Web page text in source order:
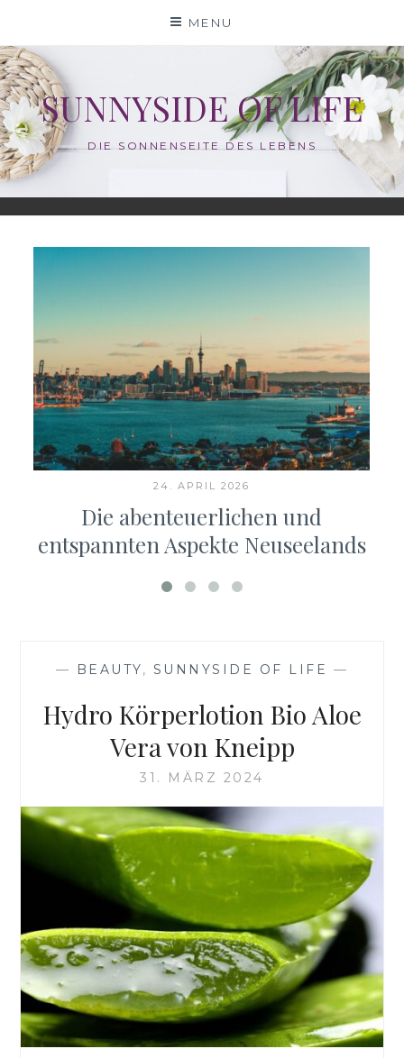
content
MENU
SUNNYSIDE OF LIFE
DIE SONNENSEITE DES LEBENS
24. APRIL 2026
Die abenteuerlichen und
entspannten Aspekte Neuseelands
— BEAUTY, SUNNYSIDE OF LIFE —
Hydro Körperlotion Bio Aloe
Vera von Kneipp
31. MÄRZ 2024